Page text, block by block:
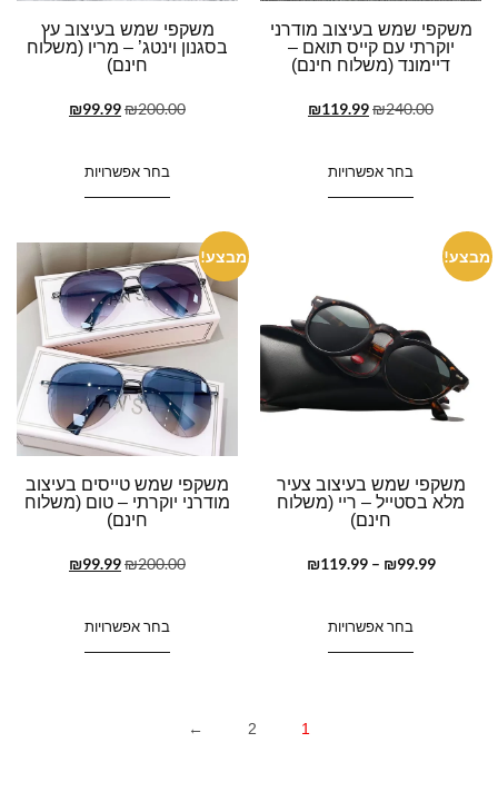
משקפי שמש בעיצוב מודרני
יוקרתי עם קייס תואם –
דיימונד (משלוח חינם)
₪240.00
₪119.99
בחר אפשרויות
משקפי שמש בעיצוב עץ
בסגנון וינטג’ – מריו (משלוח
חינם)
₪200.00
₪99.99
בחר אפשרויות
מבצע!
משקפי שמש בעיצוב צעיר
מלא בסטייל – ריי (משלוח
חינם)
₪99.99
–
₪119.99
בחר אפשרויות
מבצע!
משקפי שמש טייסים בעיצוב
מודרני יוקרתי – טום (משלוח
חינם)
₪200.00
₪99.99
בחר אפשרויות
1
2
←